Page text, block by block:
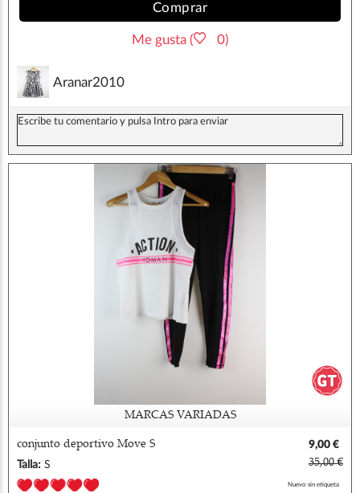
Comprar
Me gusta ( 0)
Aranar2010
MARCAS VARIADAS
conjunto deportivo Move S
9,00 €
Talla: S 35,00 €
Nuevo sin etiqueta